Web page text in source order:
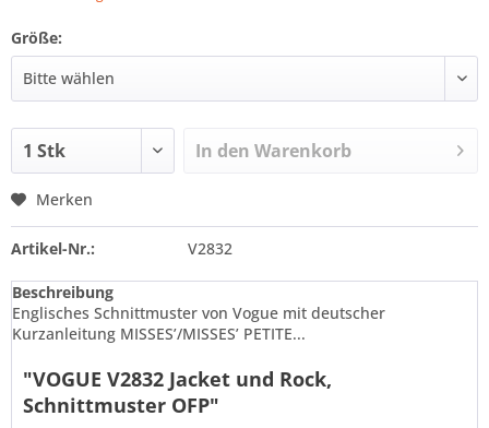
Größe:
In den Warenkorb
Merken
Artikel-Nr.: V2832
Beschreibung
Englisches Schnittmuster von Vogue mit deutscher
Kurzanleitung MISSES’/MISSES’ PETITE...
"VOGUE V2832 Jacket und Rock,
Schnittmuster OFP"